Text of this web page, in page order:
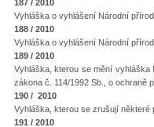
187 / 2010
Vyhláška o vyhlášení Národní
188 / 2010
Vyhláška o vyhlášení Národní
189 / 2010
Vyhláška, kterou se mění vyhláška
zákona č. 114/1992 Sb., o ochraně
190 / 2010
Vyhláška, kterou se zrušují
191 / 2010